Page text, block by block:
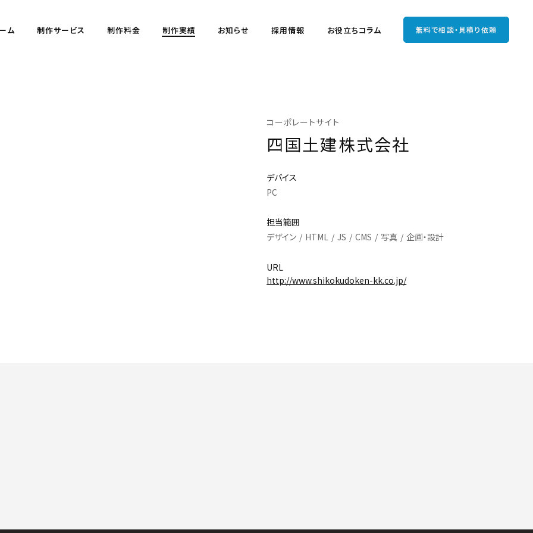
ム 制作サービス 制作料金 制作実績 お知らせ 採用情報 お役立ちコラム 無料で相談・見積り依頼
コーポレートサイト
四国土建株式会社
デバイス
PC
担当範囲
デザイン
HTML JS CMS 写真 企画・設計
URL
http://www.shikokudoken-kk.co.jp/